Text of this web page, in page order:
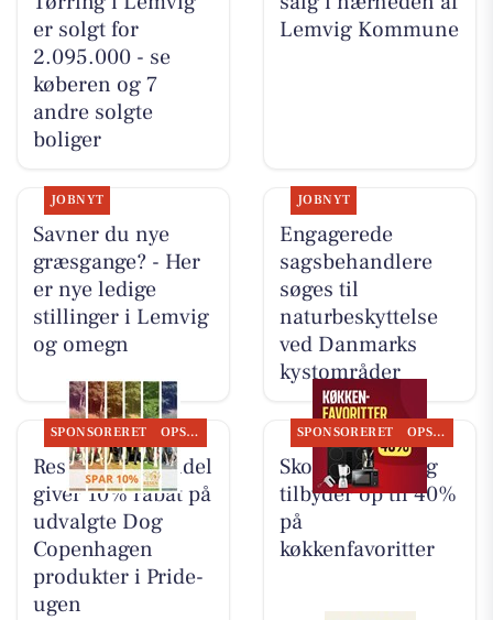
er solgt for
2.095.000 - se
køberen og 7
andre solgte
boliger
Lemvig Kommune
JOBNYT
Savner du nye
græsgange? - Her
er nye ledige
stillinger i Lemvig
og omegn
JOBNYT
Engagerede
sagsbehandlere
søges til
naturbeskyttelse
ved Danmarks
kystområder
SPONSORERET OPSLAGSTAVLEN
Resen Landhandel
giver 10% rabat på
udvalgte Dog
Copenhagen
produkter i Pride-
ugen
SPONSORERET OPSLAGSTAVLEN
Skousen Lemvig
tilbyder op til 40%
på
køkkenfavoritter